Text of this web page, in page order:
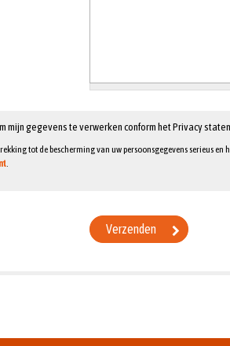
mijn gegevens te verwerken conform het Privacy
tot de bescherming van uw persoonsgegevens serieus en